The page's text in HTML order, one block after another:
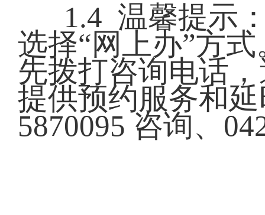
1.4 温馨提示
选择“网上办”方
先拨打咨询电话
提供预约服务和
5870095 咨询、